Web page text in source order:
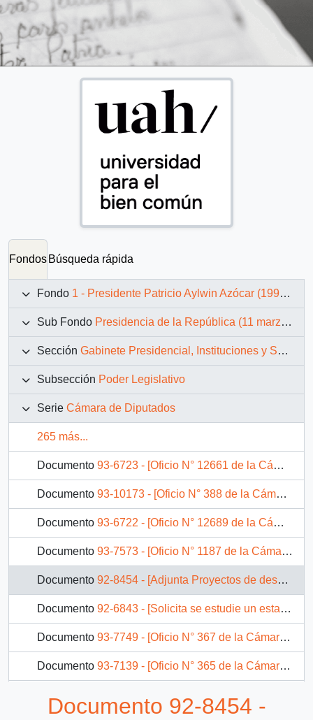
Fondos Búsqueda rápida
Fondo 1 - Presidente Patricio Aylwin Azócar (1990-1994)
Sub Fondo Presidencia de la República (11 marzo 1990 – 11 marzo 1994)
Sección Gabinete Presidencial, Instituciones y Servicios
Subsección Poder Legislativo
Serie Cámara de Diputados
265 más...
Documento 93-6723 - [Oficio N° 12661 de la Cámara de Diputados]
Documento 93-10173 - [Oficio N° 388 de la Cámara de Diputados]
Documento 93-6722 - [Oficio N° 12689 de la Cámara de Diputados]
Documento 93-7573 - [Oficio N° 1187 de la Cámara de Diputados]
Documento 92-8454 - [Adjunta Proyectos de desarrollo de la comuna de La Pintana]
Documento 92-6843 - [Solicita se estudie un estatuto general para la ciudad de Arica]
Documento 93-7749 - [Oficio N° 367 de la Cámara de Diputados]
Documento 93-7139 - [Oficio N° 365 de la Cámara de Diputados]
Documento 92-8454 -